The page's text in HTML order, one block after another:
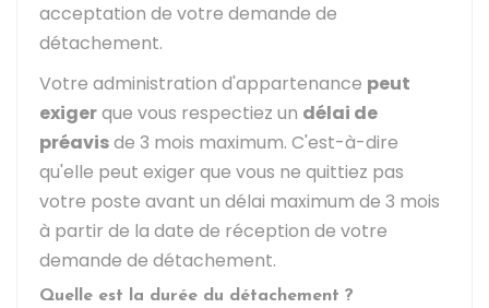
acceptation de votre demande de
détachement.
Votre administration d'appartenance peut
exigerque vous respectiez un délai de
préavisde 3 mois maximum. C'est-à-dire
qu'elle peut exiger que vous ne quittiez pas
votre poste avant un délai maximum de 3 mois
à partir de la date de réception de votre
demande de détachement.
Quelle est la durée du détachement ?